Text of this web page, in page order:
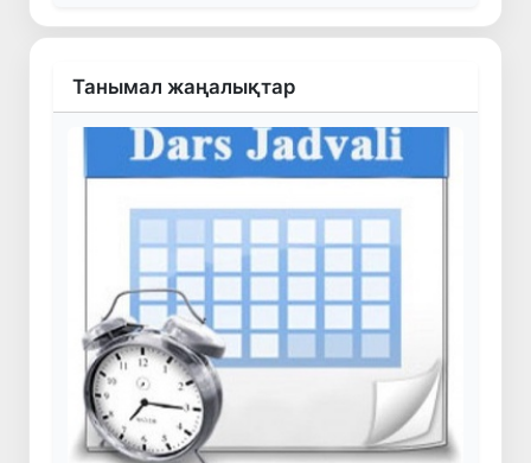
Танымал жаңалықтар